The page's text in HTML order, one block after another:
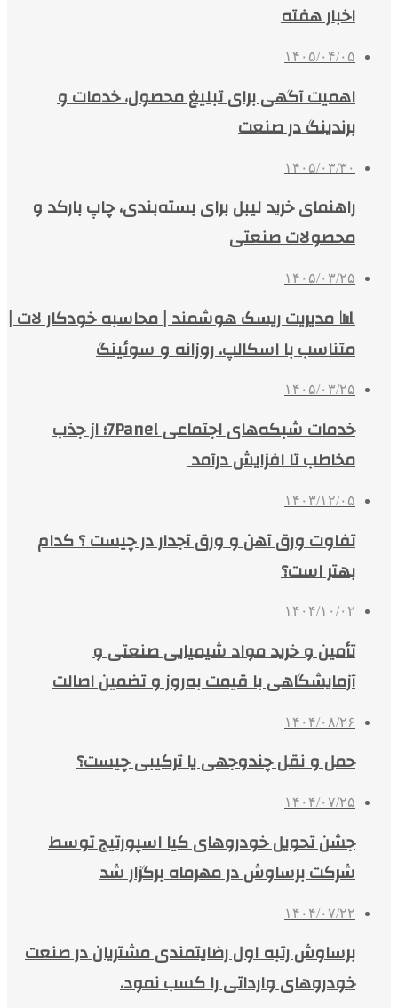
اخبار هفته
۱۴۰۵/۰۴/۰۵
اهمیت آگهی برای تبلیغ محصول، خدمات و
برندینگ در صنعت
۱۴۰۵/۰۳/۳۰
راهنمای خرید لیبل برای بسته‌بندی، چاپ بارکد و
محصولات صنعتی
۱۴۰۵/۰۳/۲۵
📊 مدیریت ریسک هوشمند | محاسبه خودکار لات |
متناسب با اسکالپ، روزانه و سوئینگ
۱۴۰۵/۰۳/۲۵
خدمات شبکه‌های اجتماعی 7Panel؛ از جذب
مخاطب تا افزایش درآمد
۱۴۰۳/۱۲/۰۵
تفاوت ورق آهن و ورق آجدار در چیست ؟ کدام
بهتر است؟
۱۴۰۴/۱۰/۰۲
تأمین و خرید مواد شیمیایی صنعتی و
آزمایشگاهی با قیمت به‌روز و تضمین اصالت
۱۴۰۴/۰۸/۲۶
حمل و نقل چندوجهی یا ترکیبی چیست؟
۱۴۰۴/۰۷/۲۵
جشن تحویل خودروهای کیا اسپورتیج توسط
شرکت برساوش در مهرماه برگزار شد
۱۴۰۴/۰۷/۲۲
برساوش رتبه اول رضایتمندی مشتریان در صنعت
خودروهای وارداتی را کسب نمود.